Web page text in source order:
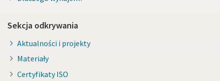
Sekcja odkrywania
Aktualności i projekty
Materiały
Certyfikaty ISO